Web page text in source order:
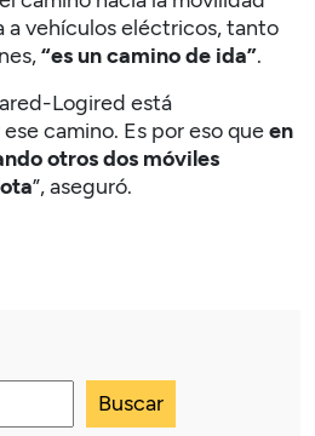
a vehículos eléctricos, tanto
“es un camino de ida”.
Logired está
camino. Es por eso queen
otros dos móviles
”, aseguró.
Buscar